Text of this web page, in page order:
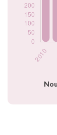
Popularité du
2021
171
2022
163
2023
142
138